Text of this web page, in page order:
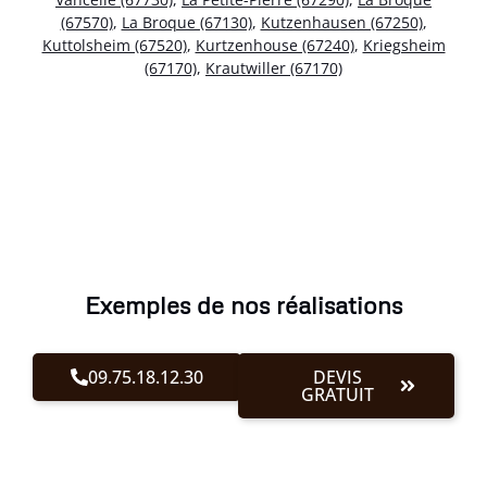
(67570), La Broque (67130), Kutzenhausen (67250),
Kuttolsheim (67520), Kurtzenhouse (67240), Kriegsheim
(67170), Krautwiller (67170)
Exemples de nos réalisations
09.75.18.12.30 DEVIS
GRATUIT